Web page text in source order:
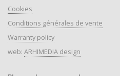
Cookies
Conditions générales de vente
Warranty policy
web: ARHIMEDIA design